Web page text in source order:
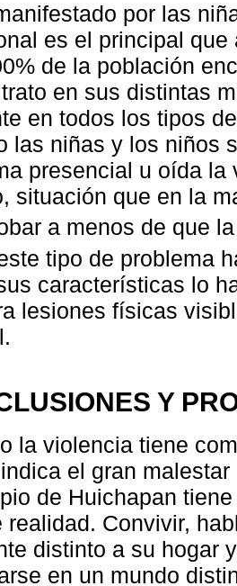
por las
es el principal
de la población
en sus distintas
en todos los tipos
las niñas y los niños
presencial u oída
situación que en la
a menos de que
tipo de problema
características lo
lesiones físicas
Y
la violencia tiene
el gran
de Huichapan
realidad. Convivir,
distinto a su hogar
en un mundo